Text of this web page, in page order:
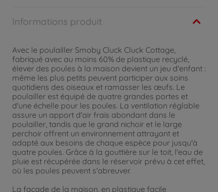
Informations produit
Avec le poulailler Smoby Cluck Cluck Cottage,
fabriqué avec au moins 60% de plastique recyclé,
élever des poules à la maison devient un jeu d'enfant :
même les plus petits peuvent participer aux soins
quotidiens des oiseaux et ramasser les œufs. Le
poulailler est équipé de quatre grandes portes et
d'une échelle pour les poules. La ventilation réglable
assure un apport d'air frais abondant dans le
poulailler, tandis que le grand nichoir et le large
perchoir offrent un environnement attrayant et
adapté aux besoins de chaque espèce pour jusqu'à
quatre poules. Grâce à la gouttière sur le toit, l'eau de
pluie est récupérée dans le réservoir prévu à cet effet,
où les poules peuvent s'abreuver.
La façade de la maison, en plastique facile